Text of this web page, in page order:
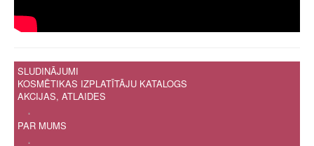
SLUDINĀJUMI
KOSMĒTIKAS IZPLATĪTĀJU KATALOGS
AKCIJAS, ATLAIDES
.
PAR MUMS
.